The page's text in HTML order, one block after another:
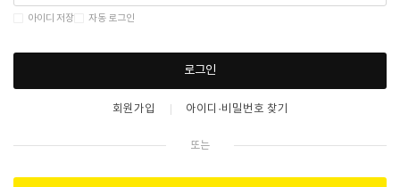
아이디 저장 자동 로그인
로그인
회원가입 아이디·비밀번호 찾기
또는